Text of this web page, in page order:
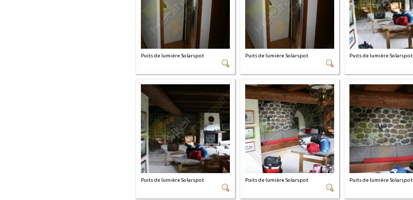
Puits de lumière Solarspot Puits de lumière Solarspot Puits de lumière Solarspot
Puits de lumière Solarspot Puits de lumière Solarspot Puits de lumière Solarspot